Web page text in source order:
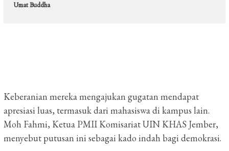
Umat Buddha
Keberanian mereka mengajukan gugatan mendapat
apresiasi luas, termasuk dari mahasiswa di kampus lain.
Moh Fahmi, Ketua PMII Komisariat UIN KHAS Jember,
menyebut putusan ini sebagai kado indah bagi demokrasi.